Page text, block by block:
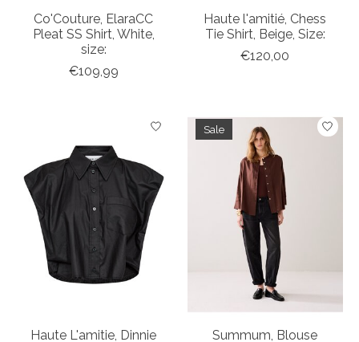
Co'Couture, ElaraCC
Pleat SS Shirt, White,
size:
€109,99
Haute l'amitié, Chess
Tie Shirt, Beige, Size:
€120,00
Haute L'amitie, Dinnie
Sale
Summum, Blouse